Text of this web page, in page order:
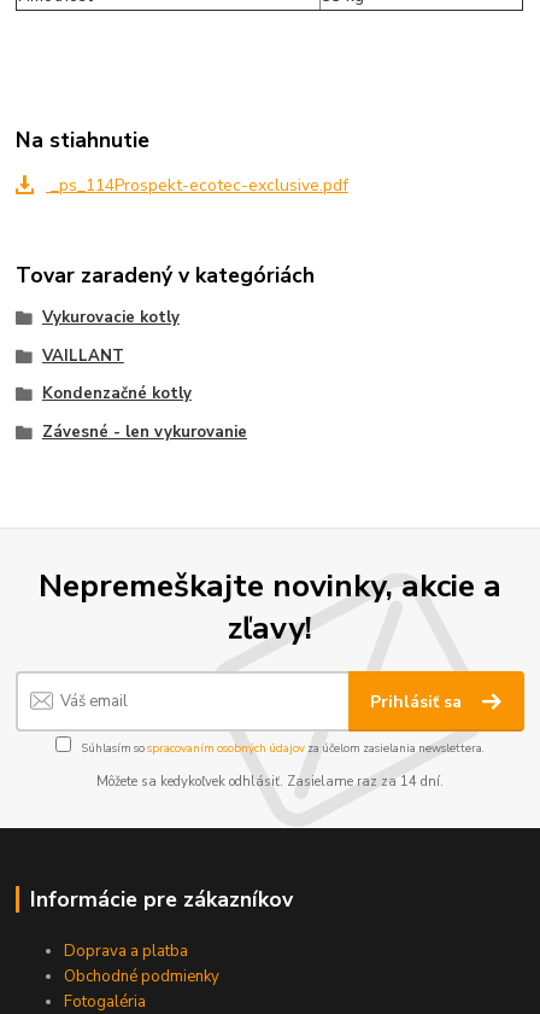
Na stiahnutie
_ps_114Prospekt-ecotec-exclusive.pdf
Tovar zaradený v kategóriách
Vykurovacie kotly
VAILLANT
Kondenzačné kotly
Závesné - len vykurovanie
Nepremeškajte novinky, akcie a
zľavy!
Prihlásiť sa
Súhlasím sospracovaním osobných údajov za účelom zasielania newslettera.
Môžete sa kedykoľvek odhlásiť. Zasielame raz za 14 dní.
Informácie pre zákazníkov
Doprava a platba
Obchodné podmienky
Fotogaléria